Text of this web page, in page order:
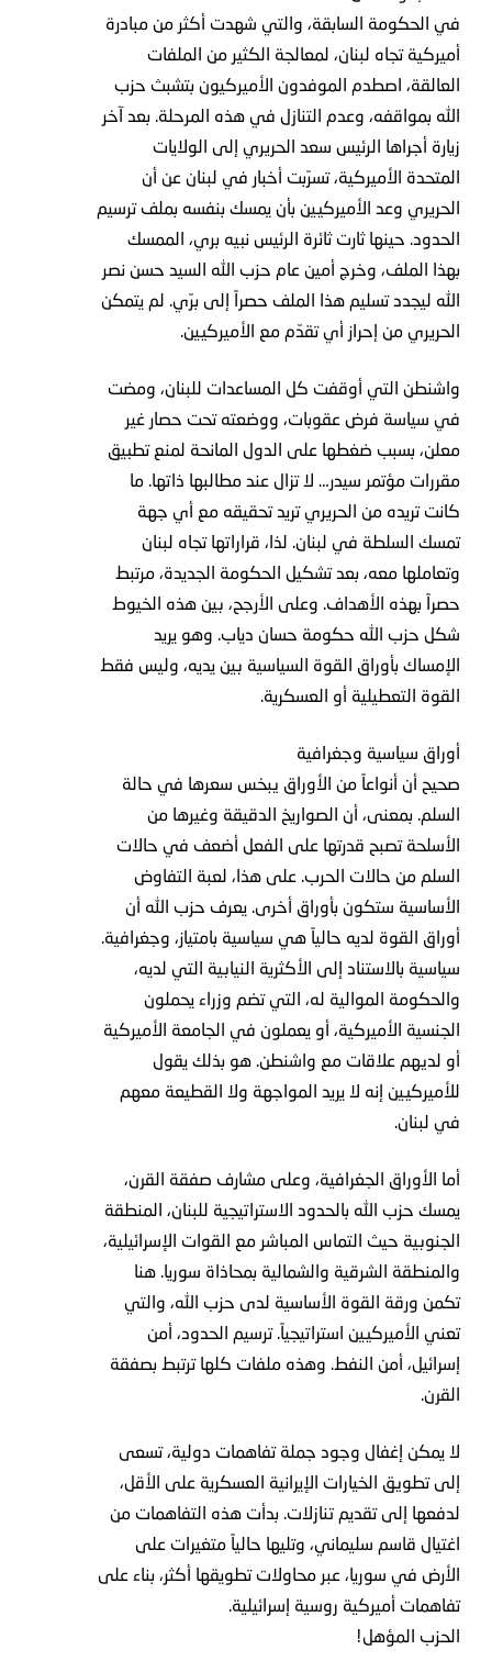
في الحكومة السابقة، والتي شهدت أكثر من مبادرة
أميركية تجاه لبنان، لمعالجة الكثير من الملفات
العالقة، اصطدم الموفدون الأميركيون بتشبث حزب
الله بمواقفه، وعدم التنازل في هذه المرحلة. بعد آخر
زيارة أجراها الرئيس سعد الحريري إلى الولايات
المتحدة الأميركية، تسرّبت أخبار في لبنان عن أن
الحريري وعد الأميركيين بأن يمسك بنفسه بملف ترسيم
الحدود. حينها ثارت ثائرة الرئيس نبيه بري، الممسك
بهذا الملف، وخرج أمين عام حزب الله السيد حسن نصر
الله ليجدد تسليم هذا الملف حصراً إلى برّي. لم يتمكن
الحريري من إحراز أي تقدّم مع الأميركيين.
واشنطن التي أوقفت كل المساعدات للبنان، ومضت
في سياسة فرض عقوبات، ووضعته تحت حصار غير
معلن، بسبب ضغطها على الدول المانحة لمنع تطبيق
مقررات مؤتمر سيدر… لا تزال عند مطالبها ذاتها. ما
كانت تريده من الحريري تريد تحقيقه مع أي جهة
تمسك السلطة في لبنان. لذا، قراراتها تجاه لبنان
وتعاملها معه، بعد تشكيل الحكومة الجديدة، مرتبط
حصراً بهذه الأهداف. وعلى الأرجح، بين هذه الخيوط
شكل حزب الله حكومة حسان دياب. وهو يريد
الإمساك بأوراق القوة السياسية بين يديه، وليس فقط
القوة التعطيلية أو العسكرية.
أوراق سياسية وجغرافية
صحيح أن أنواعاً من الأوراق يبخس سعرها في حالة
السلم. بمعنى، أن الصواريخ الدقيقة وغيرها من
الأسلحة تصبح قدرتها على الفعل أضعف في حالات
السلم من حالات الحرب. على هذا، لعبة التفاوض
الأساسية ستكون بأوراق أخرى. يعرف حزب الله أن
أوراق القوة لديه حالياً هي سياسية بامتياز، وجغرافية.
سياسية بالاستناد إلى الأكثرية النيابية التي لديه،
والحكومة الموالية له، التي تضم وزراء يحملون
الجنسية الأميركية، أو يعملون في الجامعة الأميركية
أو لديهم علاقات مع واشنطن. هو بذلك يقول
للأميركيين إنه لا يريد المواجهة ولا القطيعة معهم
في لبنان.
أما الأوراق الجغرافية، وعلى مشارف صفقة القرن،
يمسك حزب الله بالحدود الاستراتيجية للبنان، المنطقة
الجنوبية حيث التماس المباشر مع القوات الإسرائيلية،
والمنطقة الشرقية والشمالية بمحاذاة سوريا. هنا
تكمن ورقة القوة الأساسية لدى حزب الله، والتي
تعني الأميركيين استراتيجياً. ترسيم الحدود، أمن
إسرائيل، أمن النفط. وهذه ملفات كلها ترتبط بصفقة
القرن.
لا يمكن إغفال وجود جملة تفاهمات دولية، تسعى
إلى تطويق الخيارات الإيرانية العسكرية على الأقل،
لدفعها إلى تقديم تنازلات. بدأت هذه التفاهمات من
اغتيال قاسم سليماني، وتليها حالياً متغيرات على
الأرض في سوريا، عبر محاولات تطويقها أكثر، بناء على
تفاهمات أميركية روسية إسرائيلية.
الحزب المؤهل!